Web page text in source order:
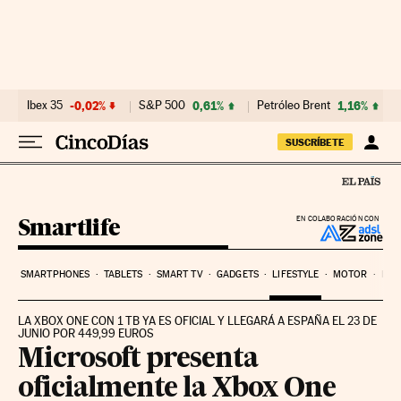
Ibex 35 -0,02% S&P 500 0,61% Petróleo Brent 1,16%
SUSCRÍBETE
EN COLABORACIÓN CON
Smartlife
SMARTPHONES TABLETS SMART TV GADGETS LIFESTYLE MOTOR
LA XBOX ONE CON 1 TB YA ES OFICIAL Y LLEGARÁ A ESPAÑA EL 23 DE
JUNIO POR 449,99 EUROS
Microsoft presenta
oficialmente la Xbox One